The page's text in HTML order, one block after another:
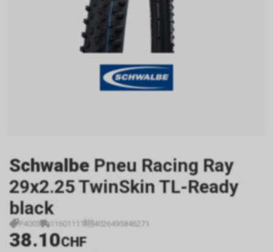
Schwalbe Pneu Racing Ray
29x2.25 TwinSkin TL-Ready
black
P4003 11601111 4026495846271
38.10CHF